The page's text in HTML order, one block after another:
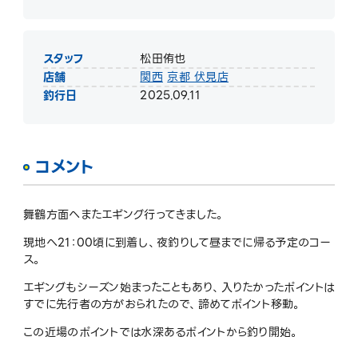
スタッフ
松田侑也
店舗
関西 京都 伏見店
釣行日
2025.09.11
コメント
舞鶴方面へまたエギング行ってきました。
現地へ21：00頃に到着し、夜釣りして昼までに帰る予定のコー
ス。
エギングもシーズン始まったこともあり、入りたかったポイントは
すでに先行者の方がおられたので、諦めてポイント移動。
この近場のポイントでは水深あるポイントから釣り開始。